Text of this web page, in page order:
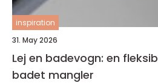
inspiration
31. May 2026
Lej en badevogn: en
badet mangler